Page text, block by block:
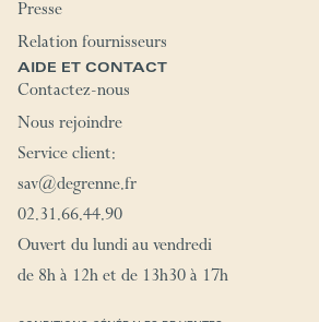
Presse
Relation fournisseurs
AIDE ET CONTACT
Contactez-nous
Nous rejoindre
Service client:
sav@degrenne.fr
02.31.66.44.90
Ouvert du lundi au vendredi
de 8h à 12h et de 13h30 à 17h